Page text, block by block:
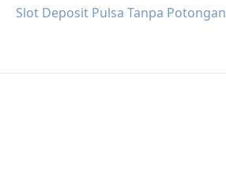
Slot Deposit Pulsa Tanpa Potongan